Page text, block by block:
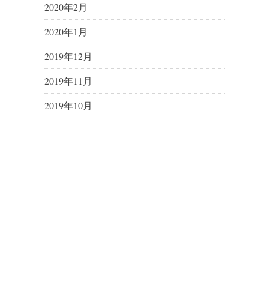
2020年2月
2020年1月
2019年12月
2019年11月
2019年10月